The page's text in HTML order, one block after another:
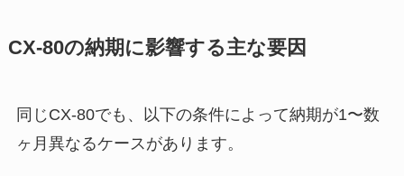
CX-80の納期に影響する主な要因
同じCX-80でも、以下の条件によって納期が1〜数
ヶ月異なるケースがあります。